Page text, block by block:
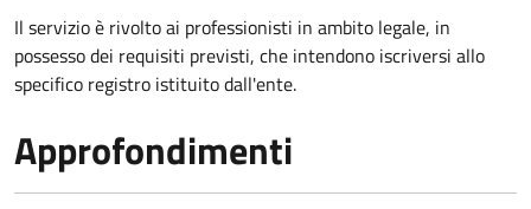
Il servizio è rivolto ai professionisti in ambito legale, in
possesso dei requisiti previsti, che intendono iscriversi allo
specifico registro istituito dall'ente.
Approfondimenti